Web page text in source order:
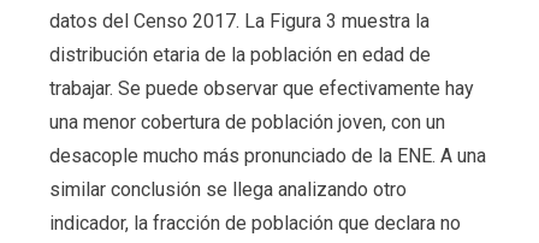
datos del Censo 2017. La Figura 3 muestra la
distribución etaria de la población en edad de
trabajar. Se puede observar que efectivamente hay
una menor cobertura de población joven, con un
desacople mucho más pronunciado de la ENE. A una
similar conclusión se llega analizando otro
indicador, la fracción de población que declara no